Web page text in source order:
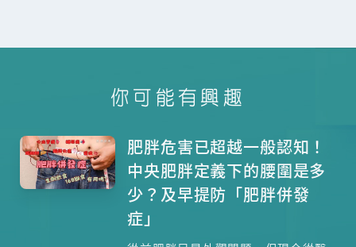
你可能有興趣
肥胖危害已超越一般認知！
中央肥胖定義下的腰圍是多
少？及早提防「肥胖併發
症」